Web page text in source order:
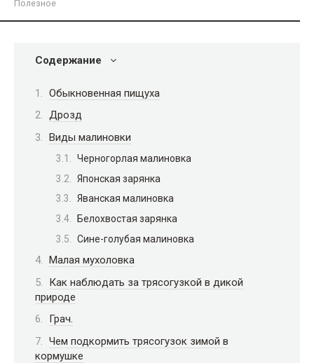
Полезное
Содержание
Обыкновенная пищуха
Дрозд
Виды малиновки
Черногорлая малиновка
Японская зарянка
Яванская малиновка
Белохвостая зарянка
Сине-голубая малиновка
Малая мухоловка
Как наблюдать за трясогузкой в дикой
природе
Грач.
Чем подкормить трясогузок зимой в
кормушке